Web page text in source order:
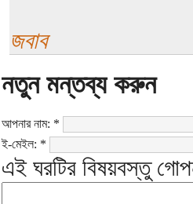
জবাব
নতুন মন্তব্য করুন
আপনার নাম: *
ই-মেইল: *
এই ঘরটির বিষয়বস্তু